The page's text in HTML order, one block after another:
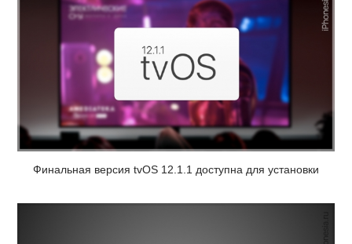
Финальная версия tvOS 12.1.1 доступна для установки